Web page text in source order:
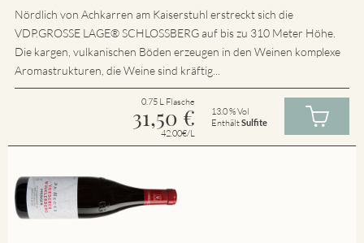
Nördlich von Achkarren am Kaiserstuhl erstreckt sich die
VDP.GROSSE LAGE® SCHLOSSBERG auf bis zu 310 Meter Höhe.
Die kargen, vulkanischen Böden erzeugen in den Weinen komplexe
Aromastrukturen, die Weine sind kräftig...
0.75 L Flasche
31,50 €
42.00€/L
13.0 % Vol
EnthältSulfite